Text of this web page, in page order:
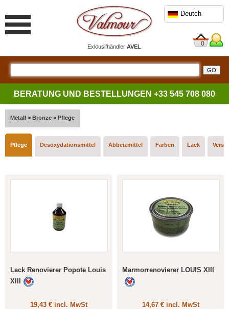
ExklusifhändlerAVEL
Deutch
0
BERATUNG UND BESTELLUNGEN +33 545 708 080
Metall > Bronze > Pflege
Pflege Desoxydationsmittel Abbeizmittel Farben Lack
Lack Renovierer Popote Louis
XIII
19,43 € incl. MwSt
Marmorrenovierer LOUIS XIII
14,67 € incl. MwSt